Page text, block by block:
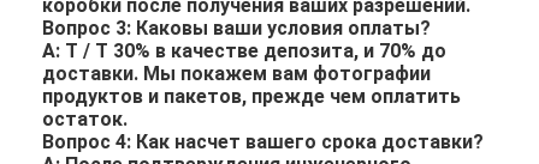
коробки после получения ваших разрешений.
Вопрос 3: Каковы ваши условия оплаты?
A: T / T 30% в качестве депозита, и 70% до
доставки. Мы покажем вам фотографии
продуктов и пакетов, прежде чем оплатить
остаток.
Вопрос 4: Как насчет вашего срока доставки?